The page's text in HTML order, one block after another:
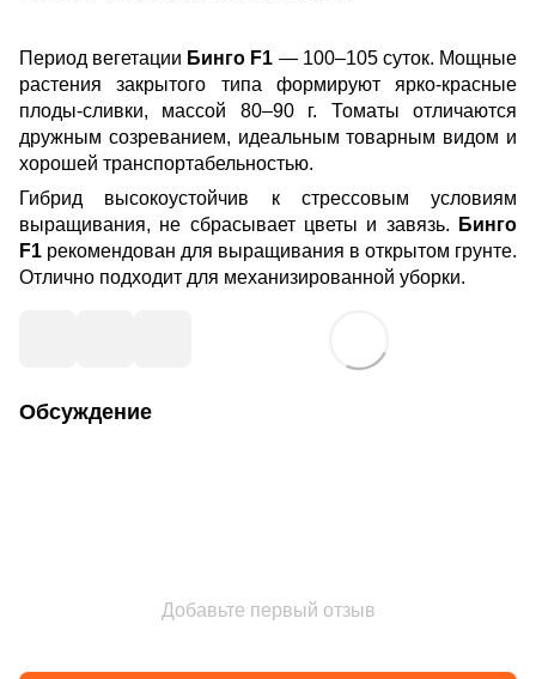
Период вегетации Бинго F1 — 100–105 суток. Мощные
растения закрытого типа формируют ярко-красные
плоды-сливки, массой 80–90 г. Томаты отличаются
дружным созреванием, идеальным товарным видом и
хорошей транспортабельностью.
Гибрид высокоустойчив к стрессовым условиям
выращивания, не сбрасывает цветы и завязь.
Бинго
F1 рекомендован для выращивания в открытом грунте.
Отлично подходит для механизированной уборки.
Обсуждение
Добавьте первый отзыв